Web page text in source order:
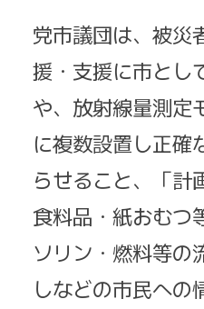
党市議団は、被災
援・支援に市とし
や、放射線量測定
に複数設置し正確
らせること、「計
食料品・紙おむつ
ソリン・燃料等の
しなどの市民への